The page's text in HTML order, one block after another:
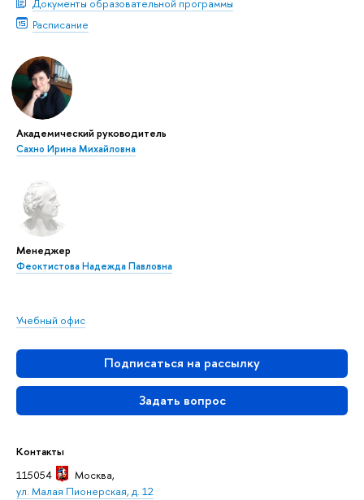
Документы образовательной программы
Расписание
Академический руководитель
Сахно Ирина Михайловна
Менеджер
Феоктистова Надежда Павловна
Учебный офис
Подписаться на рассылку
Задать вопрос
Контакты
115054
Москва,
ул. Малая Пионерская, д. 12